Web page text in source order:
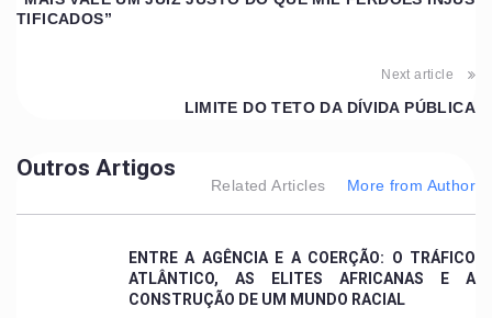
TIFICADOS”
Next article
LIMITE DO TETO DA DÍVIDA PÚBLICA
Outros Artigos
Related Articles More from Author
ENTRE A AGÊNCIA E A COERÇÃO: O TRÁFICO
ATLÂNTICO, AS ELITES AFRICANAS E A
CONSTRUÇÃO DE UM MUNDO RACIAL